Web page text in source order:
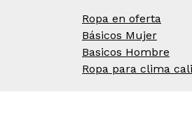
Ropa en oferta
Básicos Mujer
Basicos Hombre
Ropa para clima